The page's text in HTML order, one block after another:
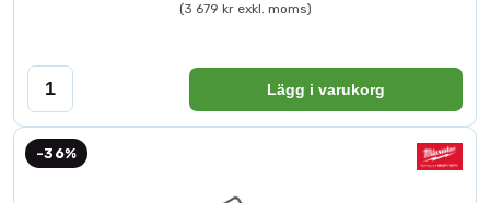
(3 679 kr exkl. moms)
Lägg i varukorg
-36%